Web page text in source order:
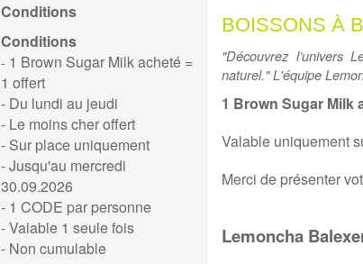
Conditions
Conditions
- 1 Brown Sugar Milk acheté =
1 offert
- Du lundi au jeudi
- Le moins cher offert
- Sur place uniquement
- Jusqu'au mercredi
30.09.2026
- 1 CODE par personne
- Valable 1 seule fois
- Non cumulable
BOISSONS À
"Découvrez l’univers
naturel." L'équipe
1 Brown Sugar Milk
Valable uniquement
Merci de présenter
Lemoncha